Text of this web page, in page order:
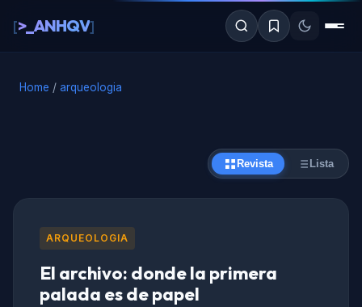
contenido
[>_ANHQV]
Home / arqueologia
Revista Lista
ARQUEOLOGIA
El archivo: donde la primera
palada es de papel